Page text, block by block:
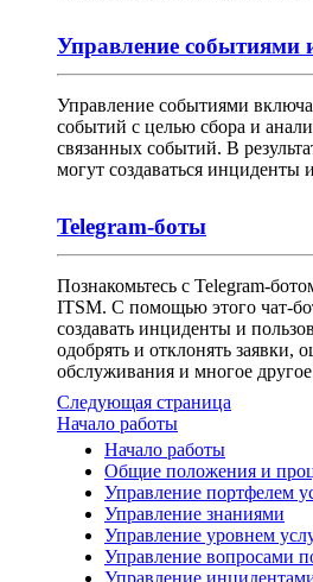
Управление событиями
Управление событиями
событий с целью сбора и
связанных событий. В
могут создаваться инциденты
Telegram-боты
Познакомьтесь с Telegram-
ITSM. С помощью этого чат-
создавать инциденты и
одобрять и отклонять заявки,
обслуживания и многое
Следующая страница
Начало работы
Начало работы
Общие положения и
Управление портфелем
Управление знаниями
Управление уровнем
Управление вопросами
Управление